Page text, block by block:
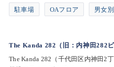
駐車場 OAフロア 男女
The Kanda 282（旧：内神田282
The Kanda 282（千代田区内神田2